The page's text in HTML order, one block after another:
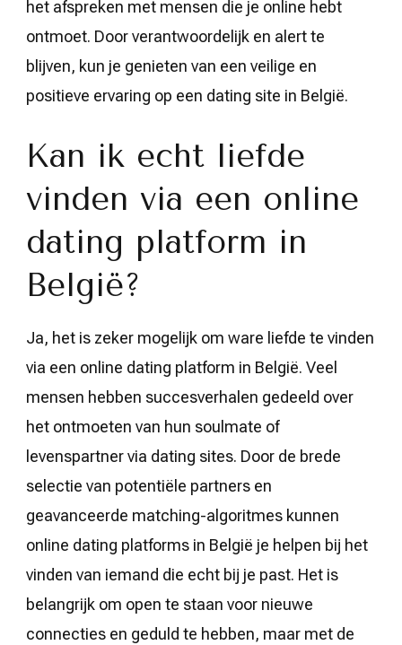
het afspreken met mensen die je online hebt
ontmoet. Door verantwoordelijk en alert te
blijven, kun je genieten van een veilige en
positieve ervaring op een dating site in België.
Kan ik echt liefde
vinden via een online
dating platform in
België?
Ja, het is zeker mogelijk om ware liefde te vinden
via een online dating platform in België. Veel
mensen hebben succesverhalen gedeeld over
het ontmoeten van hun soulmate of
levenspartner via dating sites. Door de brede
selectie van potentiële partners en
geavanceerde matching-algoritmes kunnen
online dating platforms in België je helpen bij het
vinden van iemand die echt bij je past. Het is
belangrijk om open te staan voor nieuwe
connecties en geduld te hebben, maar met de